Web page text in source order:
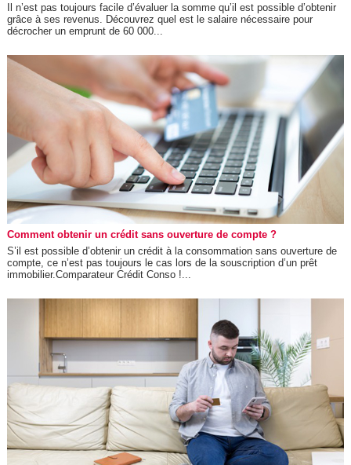
Il n’est pas toujours facile d’évaluer la somme qu’il est possible d’obtenir
grâce à ses revenus. Découvrez quel est le salaire nécessaire pour
décrocher un emprunt de 60 000...
Comment obtenir un crédit sans ouverture de compte ?
S’il est possible d’obtenir un crédit à la consommation sans ouverture de
compte, ce n’est pas toujours le cas lors de la souscription d’un prêt
immobilier.Comparateur Crédit Conso !...